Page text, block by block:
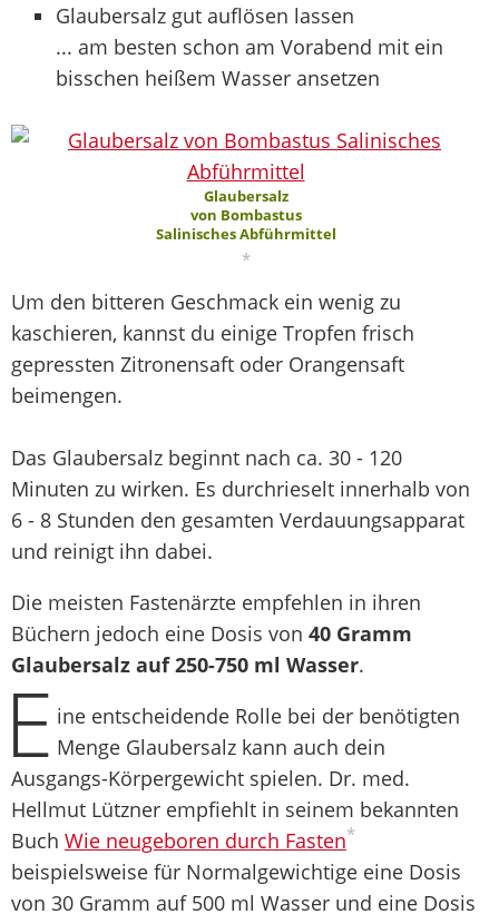
Glaubersalz gut auflösen lassen
... am besten schon am Vorabend mit ein
bisschen heißem Wasser ansetzen
Glaubersalz
von Bombastus
Salinisches Abführmittel
*
Um den bitteren Geschmack ein wenig zu
kaschieren, kannst du einige Tropfen frisch
gepressten Zitronensaft oder Orangensaft
beimengen.
Das Glaubersalz beginnt nach ca. 30 - 120
Minuten zu wirken. Es durchrieselt innerhalb von
6 - 8 Stunden den gesamten Verdauungsapparat
und reinigt ihn dabei.
Die meisten Fastenärzte empfehlen in ihren
Büchern jedoch eine Dosis von 40 Gramm
Glaubersalz auf 250-750 ml Wasser.
E ine entscheidende Rolle bei der benötigten
Menge Glaubersalz kann auch dein
Ausgangs-Körpergewicht spielen. Dr. med.
Hellmut Lützner empfiehlt in seinem bekannten
Buch Wie neugeboren durch Fasten*
beispielsweise für Normalgewichtige eine Dosis
von 30 Gramm auf 500 ml Wasser und eine Dosis